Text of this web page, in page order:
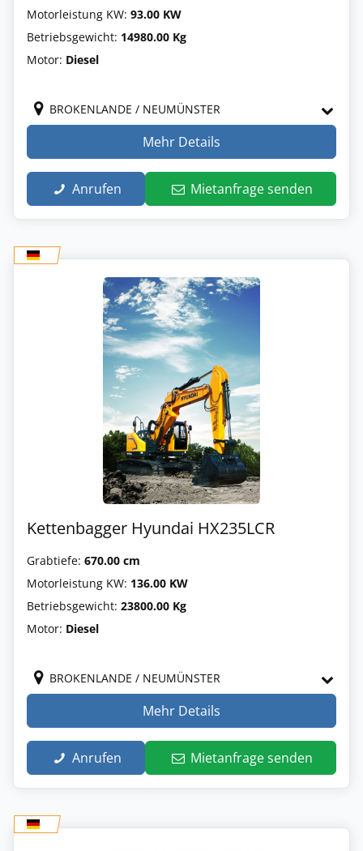
Motorleistung KW: 93.00 KW
Betriebsgewicht: 14980.00 Kg
Motor: Diesel
BROKENLANDE / NEUMÜNSTER
Mehr Details
Anrufen Mietanfrage senden
Kettenbagger Hyundai HX235LCR
Grabtiefe: 670.00 cm
Motorleistung KW: 136.00 KW
Betriebsgewicht: 23800.00 Kg
Motor: Diesel
BROKENLANDE / NEUMÜNSTER
Mehr Details
Anrufen Mietanfrage senden